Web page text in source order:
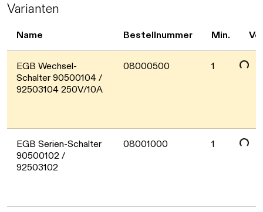
Varianten
Name Bestellnummer Min.
EGB Wechsel-
Schalter 90500104 /
92503104 250V/10A
08000500 1
Daten werden geladen. Bitte warten...
EGB Serien-Schalter
90500102 /
92503102
08001000 1
Daten werden geladen. Bitte warten...
Daten werden geladen. Bitte warten...